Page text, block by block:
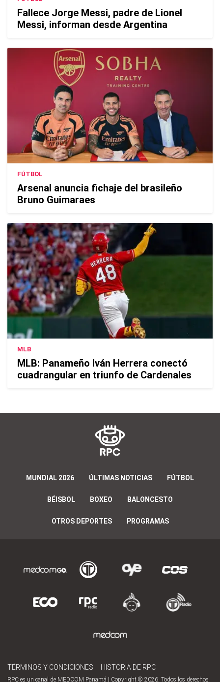
Fallece Jorge Messi, padre de Lionel
Messi, informan desde Argentina
FÚTBOL
Arsenal anuncia fichaje del brasileño
Bruno Guimaraes
MLB
MLB: Panameño Iván Herrera conectó
cuadrangular en triunfo de Cardenales
MUNDIAL 2026 ÚLTIMAS NOTICIAS FÚTBOL
BÉISBOL BOXEO BALONCESTO
OTROS DEPORTES PROGRAMAS
TÉRMINOS Y CONDICIONES HISTORIA DE RPC
RPC es un canal de MEDCOM Panamá | Copyright © 2026. Todos los derechos